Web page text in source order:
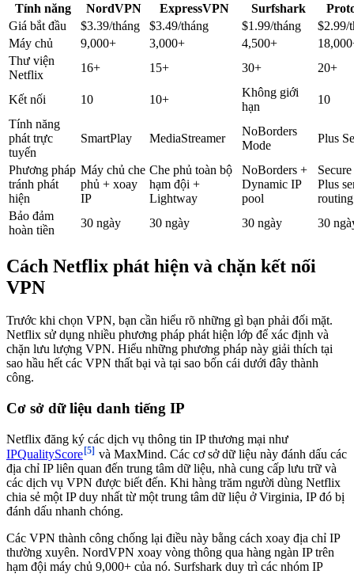
Tính năng NordVPN ExpressVPN Surfshark
Giá bắt đầu
$3.39/tháng $3.49/tháng $1.99/tháng
$2.99/
Máy chủ
9,000+ 3,000+ 4,500+
Thư viện
Netflix
16+ 15+ 30+ 20+
Kết nối 10 10+
Không giới
hạn
10
Tính năng
phát trực
tuyến
SmartPlay MediaStreamer
NoBorders
Mode
Plus
Phương pháp
tránh phát
hiện
Máy chủ che
phủ + xoay
IP
Che phủ toàn bộ
hạm đội +
Lightway
NoBorders +
Dynamic IP
pool
Plus
routing
Bảo đảm
hoàn tiền
30 ngày 30 ngày 30 ngày 30
Cách Netflix phát hiện và chặn kết nối
VPN
Trước khi chọn VPN, bạn cần hiểu rõ những gì bạn phải đối mặt.
Netflix sử dụng nhiều phương pháp phát hiện lớp để xác định và
chặn lưu lượng VPN. Hiểu những phương pháp này giải thích tại
sao hầu hết các VPN thất bại và tại sao bốn cái dưới đây thành
công.
Cơ sở dữ liệu danh tiếng IP
Netflix đăng ký các dịch vụ thông tin IP thương mại như
IPQualityScore [5] và MaxMind. Các cơ sở dữ liệu này đánh dấu các
địa chỉ IP liên quan đến trung tâm dữ liệu, nhà cung cấp lưu trữ và
các dịch vụ VPN được biết đến. Khi hàng trăm người dùng Netflix
chia sẻ một IP duy nhất từ một trung tâm dữ liệu ở Virginia, IP đó bị
đánh dấu nhanh chóng.
Các VPN thành công chống lại điều này bằng cách xoay địa chỉ IP
thường xuyên. NordVPN xoay vòng thông qua hàng ngàn IP trên
hạm đội máy chủ 9,000+ của nó. Surfshark duy trì các nhóm IP